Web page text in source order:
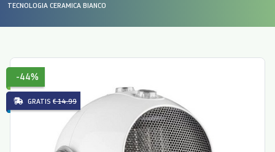
TECNOLOGIA CERAMICA BIANCO
-44%
GRATIS € 14.99